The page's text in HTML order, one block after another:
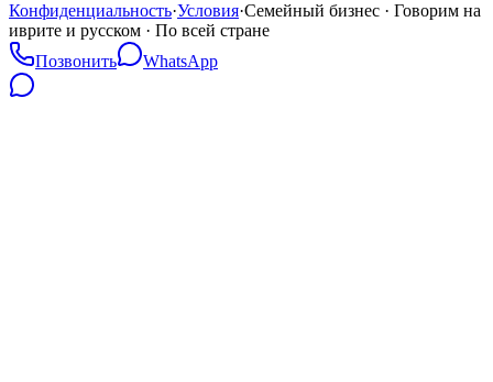
Конфиденциальность·Условия·Семейный бизнес · Говорим на
иврите и русском · По всей стране
Позвонить
WhatsApp